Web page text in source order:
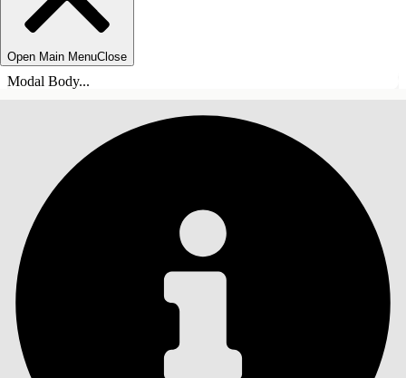
Open Main MenuClose
Modal Body...
目錄